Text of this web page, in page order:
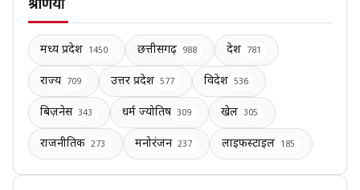
श्रेणियाँ
मध्य प्रदेश 1450 छत्तीसगढ़ 988 देश 781
राज्य 709 उत्तर प्रदेश 577 विदेश 536
बिज़नेस 343 धर्म ज्योतिष 309 खेल 305
राजनीतिक 273 मनोरंजन 237 लाइफस्टाइल 185